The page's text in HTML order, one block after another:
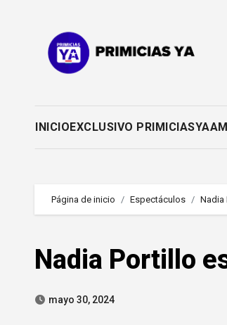
INICIOEXCLUSIVO PRIMICIASYA
Página de inicio Espectáculos Nadia
Nadia Portillo
mayo 30, 2024